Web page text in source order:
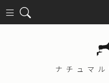
ナチュマル